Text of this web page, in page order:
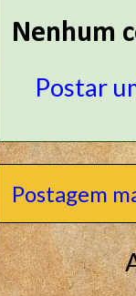
Nenhum
Postar
Postagem